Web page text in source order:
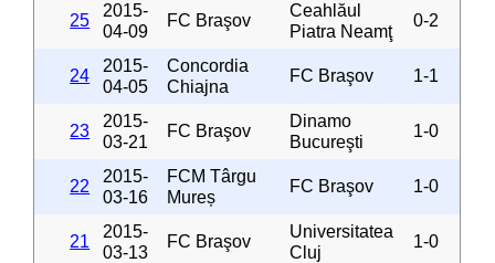
25
2015-
04-09
FC Braşov
Ceahlăul
Piatra Neamţ
0-2
24
2015-
04-05
Concordia
Chiajna
FC Braşov 1-1
23
2015-
03-21
FC Braşov
Dinamo
Bucureşti
1-0
22
2015-
03-16
FCM Târgu
Mureș
FC Braşov 1-0
21
2015-
03-13
FC Braşov
Universitatea
Cluj
1-0